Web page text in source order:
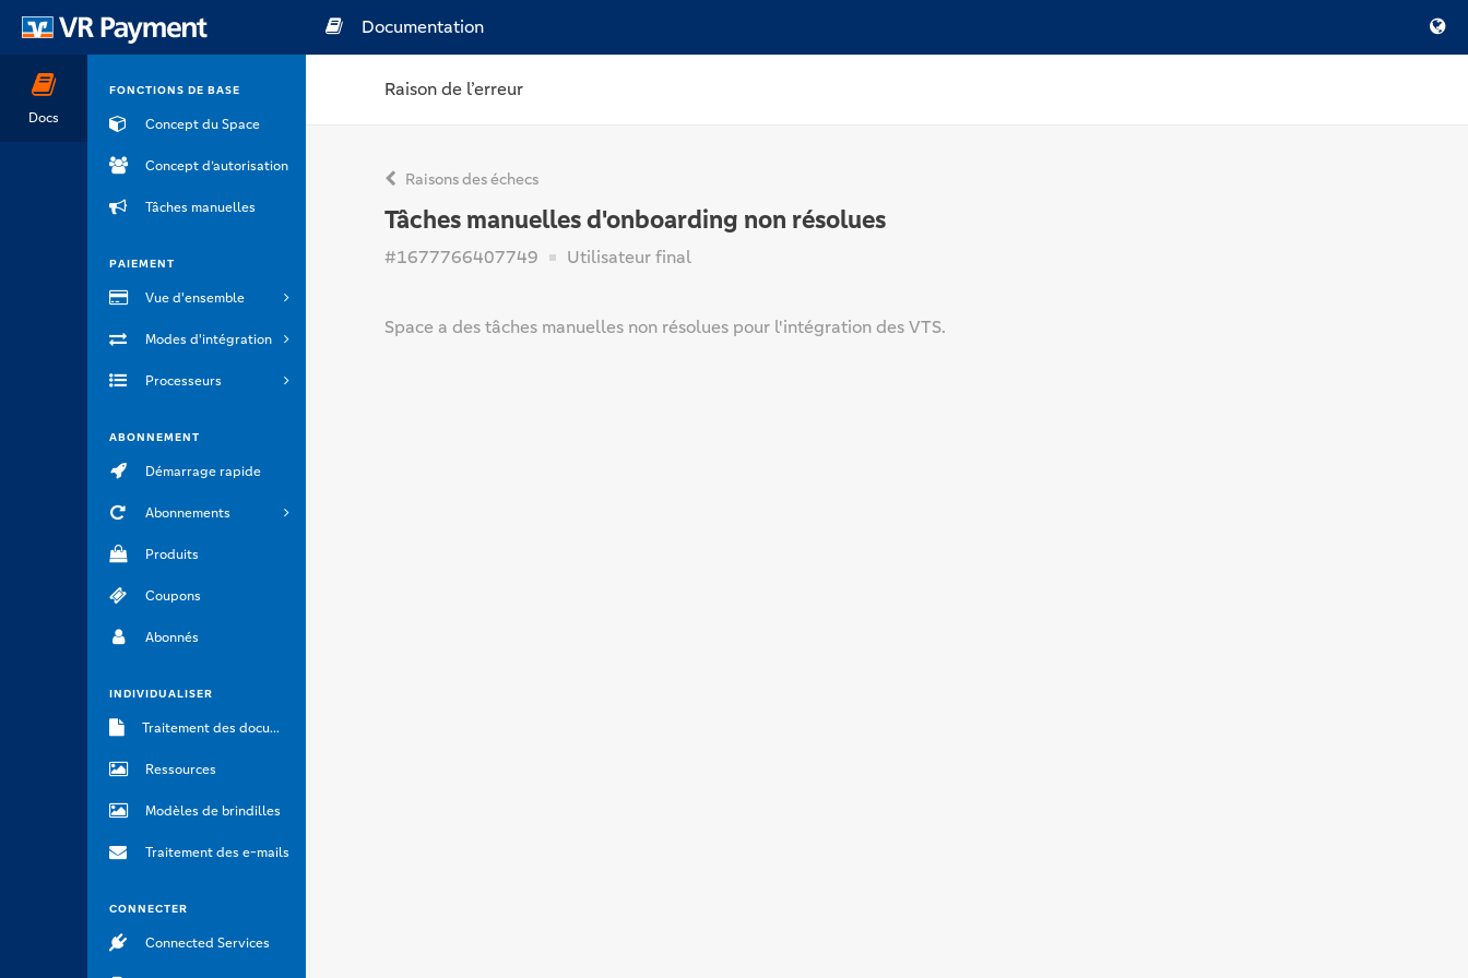
Docs
FONCTIONS DE BASE
Concept du Space
Concept d’autorisation
Tâches manuelles
PAIEMENT
Vue d'ensemble
Modes d'intégration
Processeurs
ABONNEMENT
Démarrage rapide
Abonnements
Produits
Coupons
Abonnés
INDIVIDUALISER
Traitement des documents
Ressources
Modèles de brindilles
Traitement des e-mails
CONNECTER
Connected Services
Documentation
Raison de l’erreur
Raisons des échecs
Tâches manuelles d'onboarding non résolues
#1677766407749 Utilisateur final
Space a des tâches manuelles non résolues pour l'intégration des VTS.